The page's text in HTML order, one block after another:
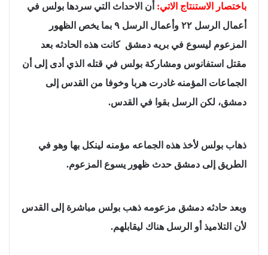
باختصار الاستنتاج الاتي: أن الاحداث التي سردها بولس في
أعمال الرسل ٢٢ وأعمال الرسل ٩ بما يخص الظهور
المزعوم ليسوع في بريه دمشق كانت هذه الحادثه بعد
مقتل استفانوس ومشاركة بولس في قتله الذي أدى إلى أن
الجماعات المؤمنه غادرت هربا وخوفا من القدس إلى
دمشق، لكن الرسل بقوا في القدس.
ذهاب بولس لأخذ هذه الجماعه مؤمنه لينكل بها وهو في
الطريق إلى دمشق حدث ظهور يسوع المزعوم.
وبعد حادثه دمشق مزعومه ذهب بولس مباشرة إلى القدس
لأن التلاميذ أو الرسل هناك ليقابلهم.